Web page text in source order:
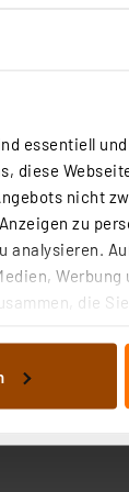
essentiell
diese
nicht
zu
analysieren.
die
nach